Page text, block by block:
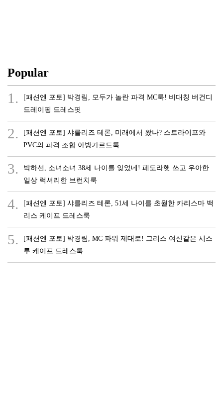
Popular
1.
[패션엔 포토] 박경림, 모두가 놀란 파격 MC룩! 비대칭 버건디
드레이핑 드레스핏
2.
[패션엔 포토] 샤를리즈 테론, 미래에서 왔나? 스트라이프와
PVC의 파격 조합 아방가르드룩
3.
박하선, 소녀소녀 38세 나이를 잊었네! 페도라햇 쓰고 우아한
일상 럭셔리한 브런치룩
4.
[패션엔 포토] 샤를리즈 테론, 51세 나이를 초월한 카리스마 백
리스 케이프 드레스룩
5.
[패션엔 포토] 박경림, MC 파워 제대로! 그리스 여신같은 시스
루 케이프 드레스룩